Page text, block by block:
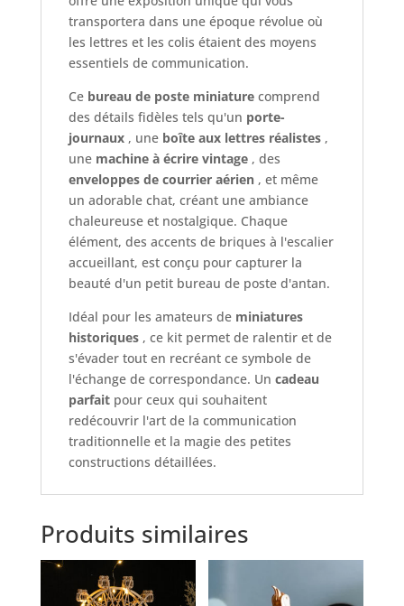
transportera dans une époque révolue où
les lettres et les colis étaient des moyens
essentiels de communication.
Ce bureau de poste miniaturecomprend
des détails fidèles tels qu'un porte-
journaux, une boîte aux lettres réalistes,
une machine à écrire vintage, des
enveloppes de courrier aérien, et même
un adorable chat, créant une ambiance
chaleureuse et nostalgique. Chaque
élément, des accents de briques à l'escalier
accueillant, est conçu pour capturer la
beauté d'un petit bureau de poste d'antan.
Idéal pour les amateurs de miniatures
historiques, ce kit permet de ralentir et de
s'évader tout en recréant ce symbole de
l'échange de correspondance. Un cadeau
parfaitpour ceux qui souhaitent
redécouvrir l'art de la communication
traditionnelle et la magie des petites
constructions détaillées.
Produits similaires